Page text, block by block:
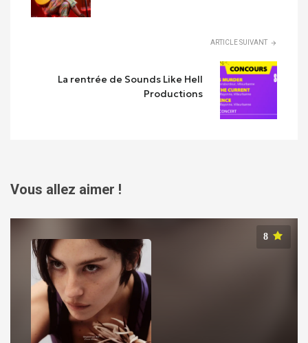
ARTICLE SUIVANT
La rentrée de Sounds Like Hell
Productions
Vous allez aimer !
8